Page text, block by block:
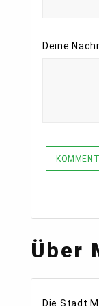
Deine
Über
Die Stadt